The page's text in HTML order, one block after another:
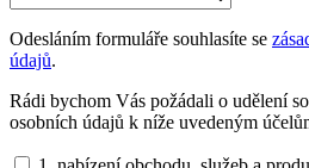
Odesláním formuláře souhlasíte se
údajů.
Rádi bychom Vás požádali o udělení
osobních údajů k níže uvedeným